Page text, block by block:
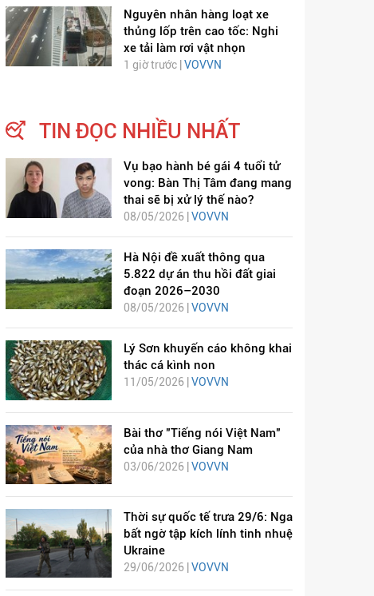
DỊCH VIÊM PHỔI COVID-
19
HÁT LÊN VIỆT NAM
Nguyên nhân hàng loạt xe
thủng lốp trên cao tốc: Nghi
xe tải làm rơi vật nhọn
1 giờ trước | VOVVN
TIN ĐỌC NHIỀU NHẤT
Vụ bạo hành bé gái 4 tuổi tử
vong: Bàn Thị Tâm đang mang
thai sẽ bị xử lý thế nào?
08/05/2026 | VOVVN
Hà Nội đề xuất thông qua
5.822 dự án thu hồi đất giai
đoạn 2026–2030
08/05/2026 | VOVVN
Lý Sơn khuyến cáo không khai
thác cá kình non
11/05/2026 | VOVVN
Bài thơ "Tiếng nói Việt Nam"
của nhà thơ Giang Nam
03/06/2026 |VOVVN
Thời sự quốc tế trưa 29/6: Nga
bất ngờ tập kích lính tinh nhuệ
Ukraine
29/06/2026 | VOVVN